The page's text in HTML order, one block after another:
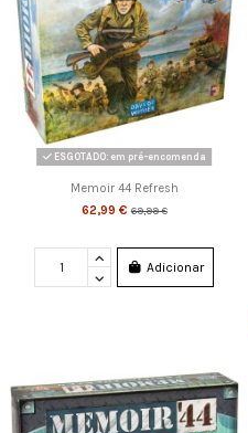
ESGOTADO: em pré-encomenda
Memoir 44 Refresh
62,99 €69,99 €
Adicionar